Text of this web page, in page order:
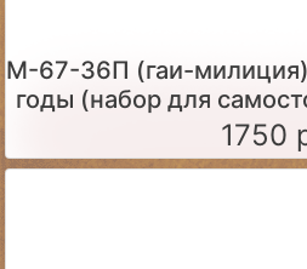
М-67-36П (гаи-
годы (набор для
1750